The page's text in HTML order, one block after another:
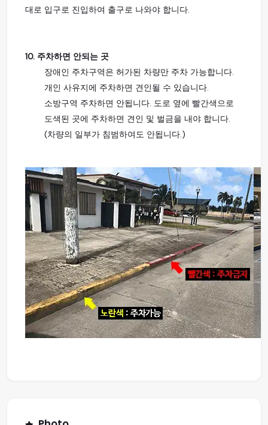
대로 입구로 진입하여 출구로 나와야 합니다.
10. 주차하면 안되는 곳
장애인 주차구역은 허가된 차량만 주차 가능합니다.
개인 사유지에 주차하면 견인될 수 있습니다.
소방구역 주차하면 안됩니다. 도로 옆에 빨간색으로
도색된 곳에 주차하면 견인 및 벌금을 내야 합니다.
(차량의 일부가 침범하여도 안됩니다.)